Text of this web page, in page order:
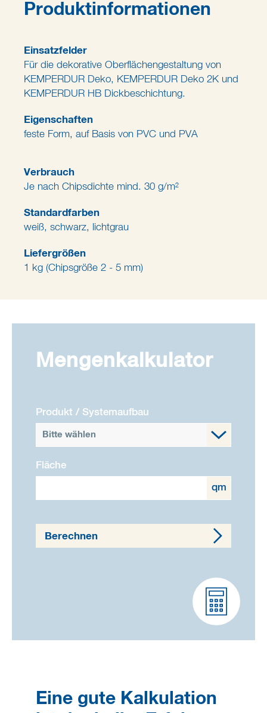
Produktinformationen
Einsatzfelder
Für die dekorative Oberflächengestaltung von
KEMPERDUR Deko, KEMPERDUR Deko 2K und
KEMPERDUR HB Dickbeschichtung.
Eigenschaften
feste Form, auf Basis von PVC und PVA
Verbrauch
Je nach Chipsdichte mind. 30 g/m²
Standardfarben
weiß, schwarz, lichtgrau
Liefergrößen
1 kg (Chipsgröße 2 - 5 mm)
Mengenkalkulator
Produkt / Systemaufbau
Bitte wählen
Fläche
qm
Berechnen
Eine gute Kalkulation